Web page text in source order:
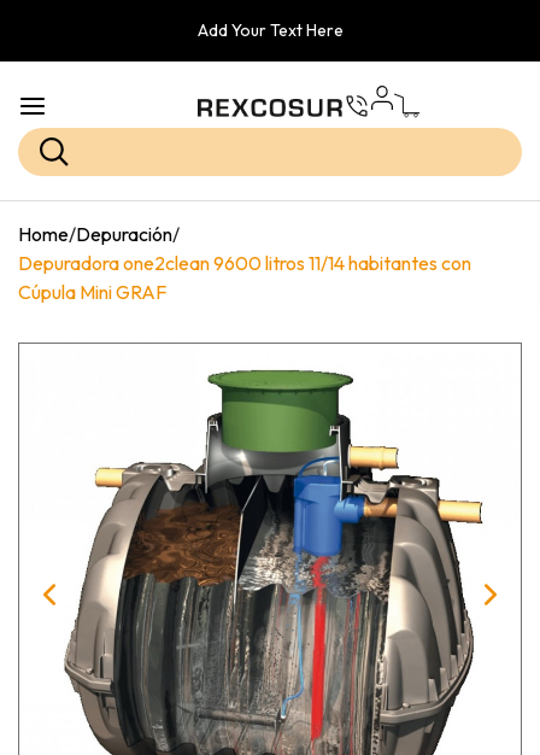
Add Your Text Here
Home/Depuración/
Depuradora one2clean 9600 litros 11/14 habitantes con
Cúpula Mini GRAF